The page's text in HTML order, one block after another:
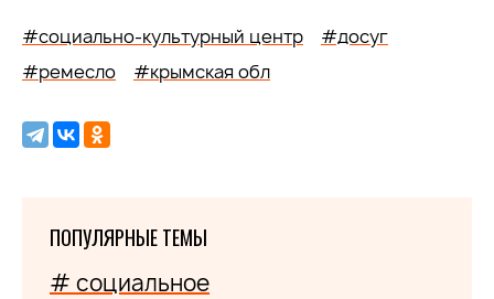
#социально-культурный центр
#досуг
#ремесло
#крымская обл
ПОПУЛЯРНЫЕ ТЕМЫ
# социальное